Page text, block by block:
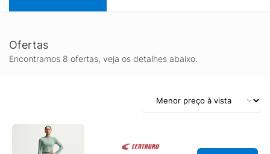
Ofertas
Encontramos 8 ofertas, veja os detalhes abaixo.